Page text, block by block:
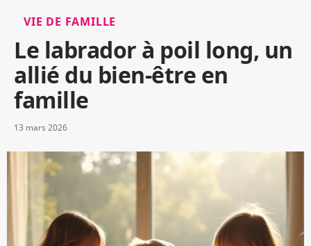
VIE DE FAMILLE
Le labrador à poil long, un
allié du bien-être en
famille
13 mars 2026